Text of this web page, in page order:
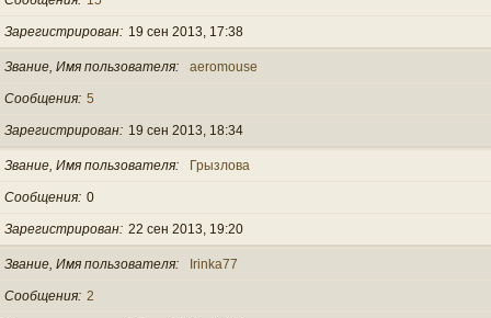
Зарегистрирован 19 сен 2013, 17:38
Звание, Имя пользователя aeromouse
Сообщения 5
Зарегистрирован 19 сен 2013, 18:34
Звание, Имя пользователя Грызлова
Сообщения 0
Зарегистрирован 22 сен 2013, 19:20
Звание, Имя пользователя Irinka77
Сообщения 2